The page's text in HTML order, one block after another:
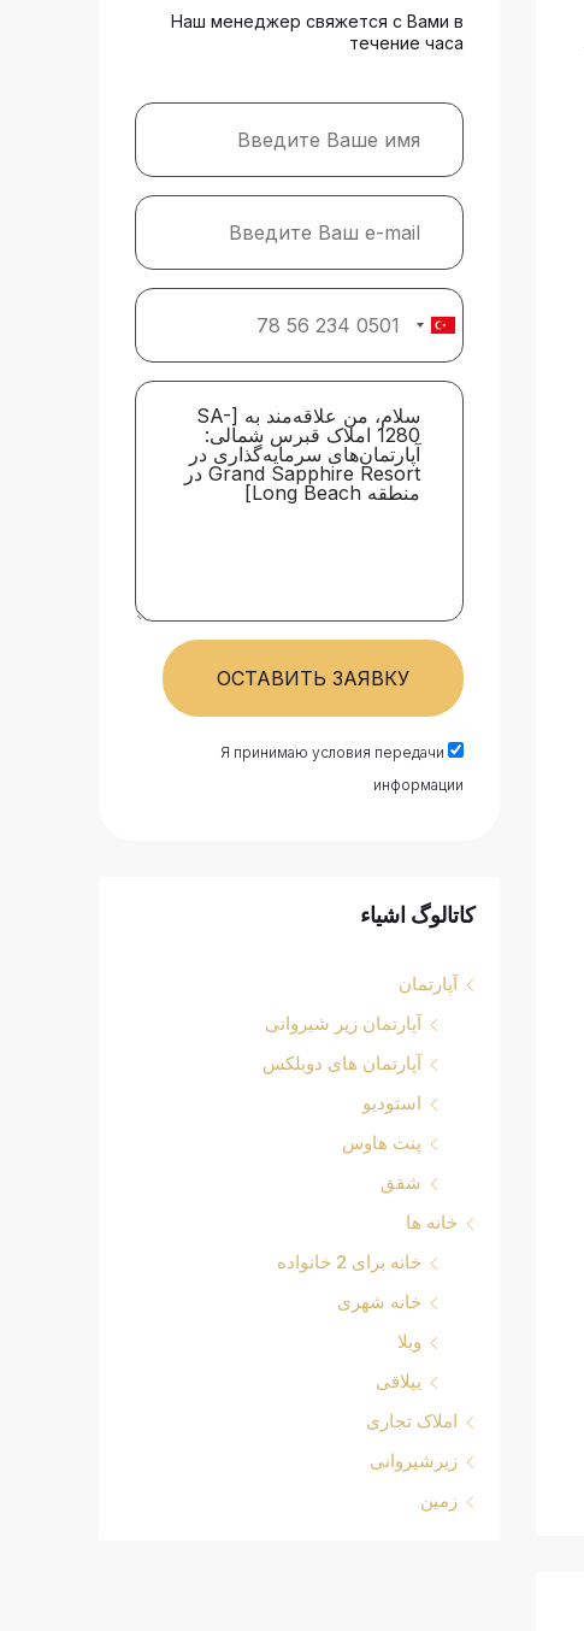
Наш менеджер свяжется с Вами в
течение часа
ОСТАВИТЬ ЗАЯВКУ
Я принимаю условия передачи
информации
کاتالوگ اشیاء
آپارتمان
آپارتمان زیر شیروانی
آپارتمان های دوبلکس
استودیو
پنت هاوس
شقق
خانه ها
خانه برای 2 خانواده
خانه شهری
ویلا
ییلاقی
املاک تجاری
زیرشیروانی
زمین